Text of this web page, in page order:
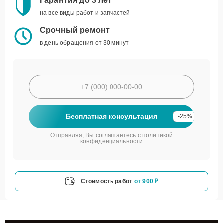
на все виды работ и запчастей
Срочный ремонт
в день обращения от 30 минут
Бесплатная консультация -25%
Отправляя, Вы соглашаетесь с политикой
конфиденциальности
Стоимость работ от 900 ₽